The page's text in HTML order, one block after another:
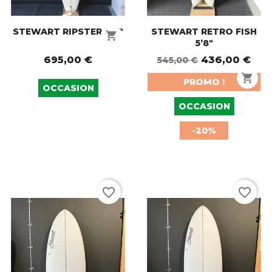
shopping_cart
STEWART RIPSTER 9’4"
695,00 €
OCCASION
shopping_cart
STEWART RETRO FISH
5’8"
545,00 € 436,00 €
OCCASION
PROMO !
-20%
favorite_border favorite_border